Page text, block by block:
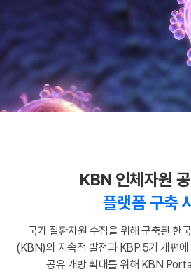
KBN 인체자원
플랫폼 구축
국가 질환자원 수집을 위해 구축된 한
(KBN)의 지속적 발전과 KBP 5기 개편에
공유 개방 확대를 위해 KBN